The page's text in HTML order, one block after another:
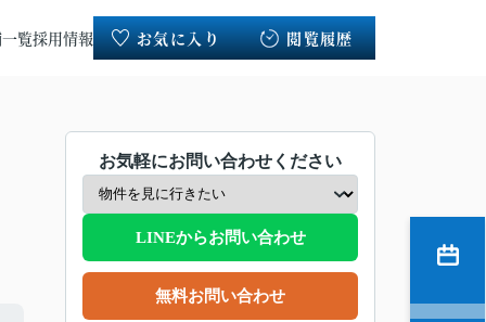
覧採用情報 お気に入り 閲覧履歴
お気軽にお問い合わせください
LINEからお問い合わせ
無料お問い合わせ